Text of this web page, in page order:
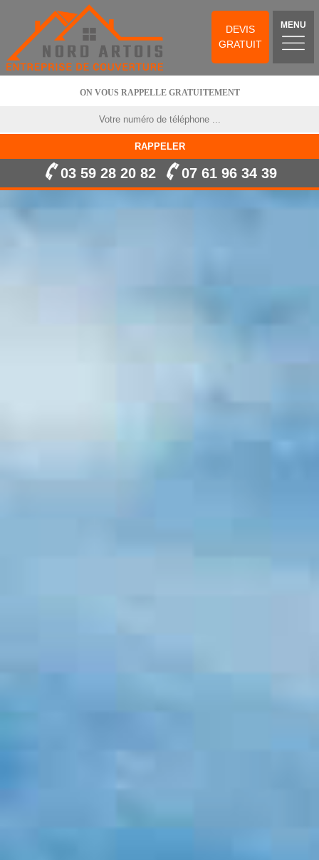
DEVIS
GRATUIT
MENU
ON VOUS RAPPELLE GRATUITEMENT
03 59 28 20 82 07 61 96 34 39